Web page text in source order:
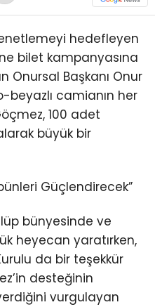
hedefleyen
bilet kampanyasına
Onursal Başkanı Onur
beyazlı camianın her
100 adet
büyük bir
Güçlendirecek”
bünyesinde ve
heyecan yaratırken,
da bir teşekkür
desteğinin
vurgulayan